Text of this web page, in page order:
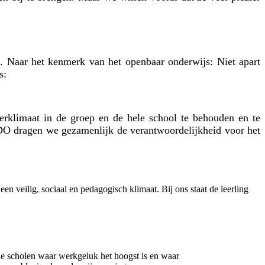
het kenmerk van het openbaar onderwijs: Niet apart
in de groep en de hele school te behouden en te
dragen we gezamenlijk de verantwoordelijkheid voor het
veilig, sociaal en pedagogisch klimaat. Bij ons staat de leerling
scholen waar werkgeluk het hoogst is en waar